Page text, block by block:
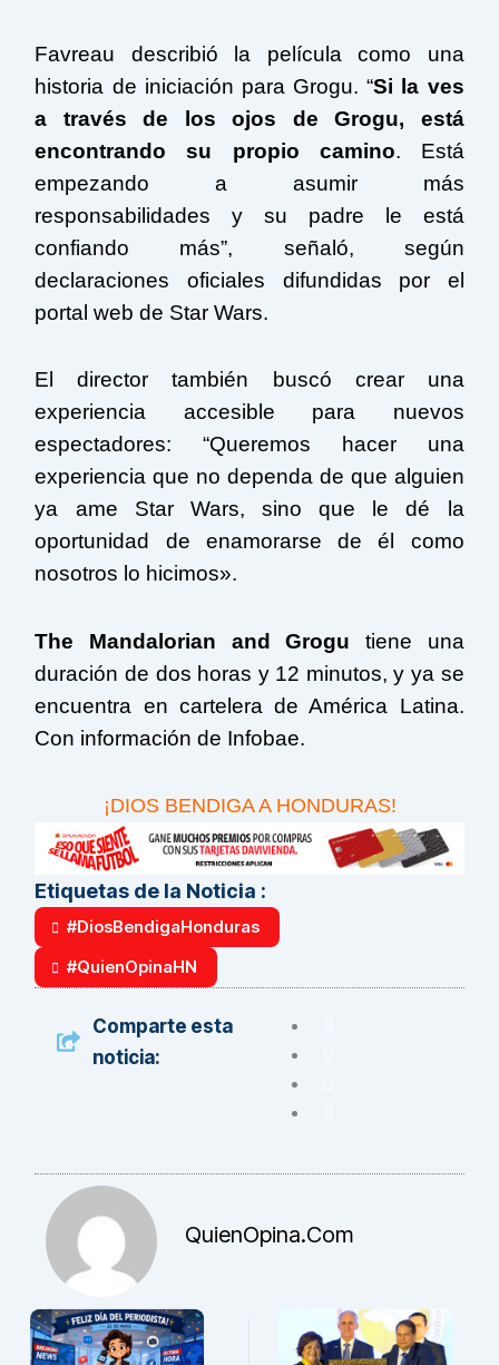
Favreau describió la película como una
historia de iniciación para Grogu. “Si la ves
a través de los ojos de Grogu, está
encontrando su propio camino. Está
empezando a asumir más
responsabilidades y su padre le está
confiando más”, señaló, según
declaraciones oficiales difundidas por el
portal web de Star Wars.
El director también buscó crear una
experiencia accesible para nuevos
espectadores: “Queremos hacer una
experiencia que no dependa de que alguien
ya ame Star Wars, sino que le dé la
oportunidad de enamorarse de él como
nosotros lo hicimos».
The Mandalorian and Grogu tiene una
duración de dos horas y 12 minutos, y ya se
encuentra en cartelera de América Latina.
Con información de Infobae.
¡DIOS BENDIGA A HONDURAS!
Etiquetas de la Noticia :
#DiosBendigaHonduras
#QuienOpinaHN
Comparte esta
noticia:
QuienOpina.com